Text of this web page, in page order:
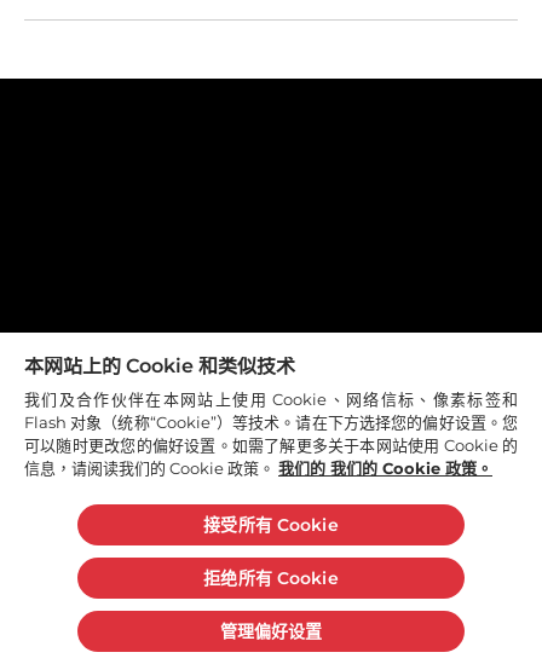
EA_0331827
* Please read the product label before use. If you have
questions about the treatment or have any questions,
please consult your doctor or pharmacist. #According to
Nielsen's March 2015 - February 2016 UK
pharmacodynamic sore throat category (Define at the
Corporation) ^McNally D et al. Int J Clin Pract 2010; 64 (2):
194-207 Make Li Xiao Yuan Formula Series - 5 minutes to
fight back sore throat, long-lasting 2 hours.
本网站上的 Cookie 和类似技术
我们及合作伙伴在本网站上使用 Cookie、网络信标、像素标签和
Flash 对象（统称“Cookie”）等技术。请在下方选择您的偏好设置。您
可以随时更改您的偏好设置。如需了解更多关于本网站使用 Cookie 的
信息，请阅读我们的 Cookie 政策。 我们的 我们的 Cookie 政策。
接受所有 Cookie
拒绝所有 Cookie
管理偏好设置